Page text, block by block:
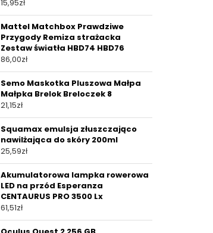
15,95zł
Mattel Matchbox Prawdziwe
Przygody Remiza strażacka
Zestaw światła HBD74 HBD76
86,00zł
Semo Maskotka Pluszowa Małpa
Małpka Brelok Breloczek 8
21,15zł
Squamax emulsja złuszczająco
nawilżająca do skóry 200ml
25,59zł
Akumulatorowa lampka rowerowa
LED na przód Esperanza
CENTAURUS PRO 3500 Lx
61,51zł